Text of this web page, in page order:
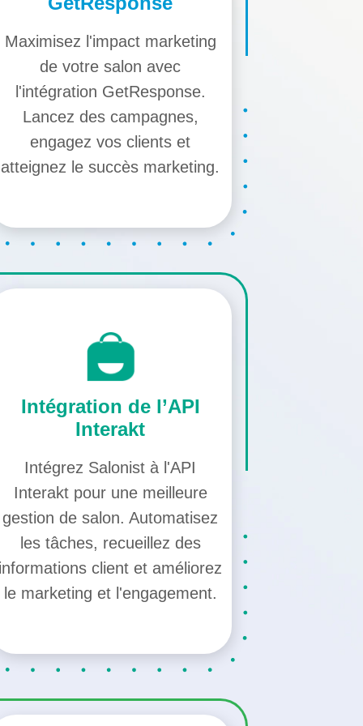
Maximisez l'impact marketing
de votre salon avec
l'intégration GetResponse.
Lancez des campagnes,
engagez vos clients et
atteignez le succès marketing.
Intégration de l’API
Interakt
Intégrez Salonist à l'API
Interakt pour une meilleure
gestion de salon. Automatisez
les tâches, recueillez des
client et améliorez
le marketing et l'engagement.